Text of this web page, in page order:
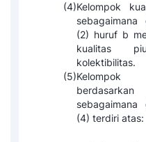
(4)Kelompok
(2) huruf b
kualitas
kolektibilitas.
(5)Kelompok
(4) terdiri atas: